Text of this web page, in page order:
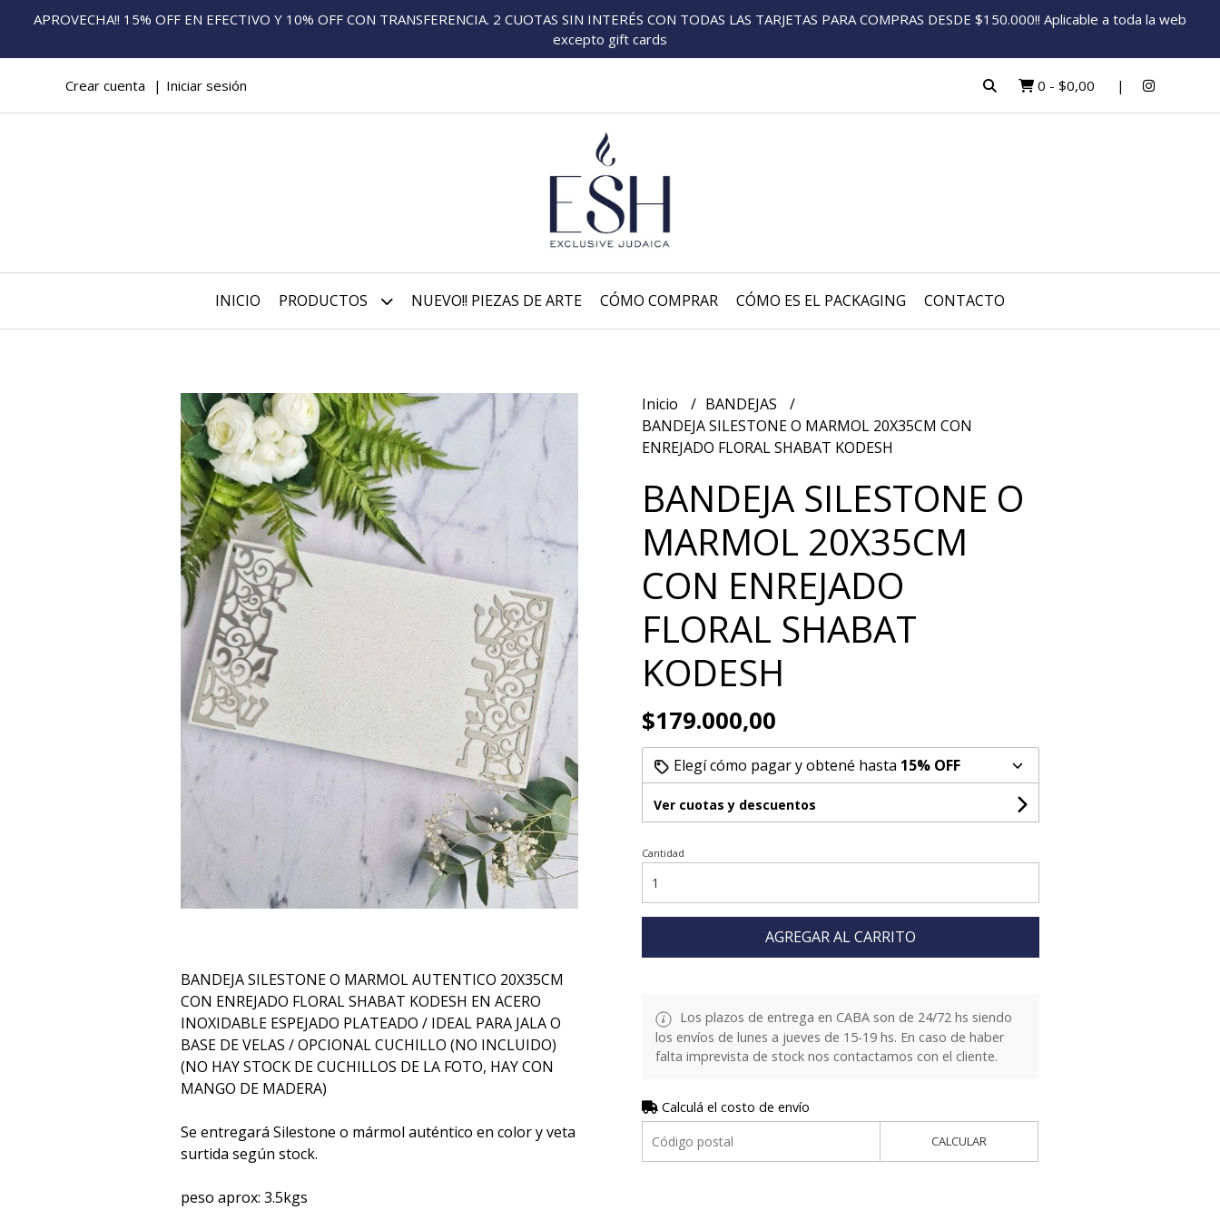
APROVECHA!! 15% OFF EN EFECTIVO Y 10% OFF CON TRANSFERENCIA. 2 CUOTAS SIN INTERÉS CON TODAS LAS TARJETAS PARA COMPRAS DESDE $150.000!! Aplicable a toda la web
excepto gift cards
Crear cuenta Iniciar sesión 0 - $0,00
INICIO PRODUCTOS NUEVO!! PIEZAS DE ARTE CÓMO COMPRAR CÓMO ES EL PACKAGING CONTACTO
BANDEJA SILESTONE O MARMOL AUTENTICO 20X35CM
CON ENREJADO FLORAL SHABAT KODESH EN ACERO
INOXIDABLE ESPEJADO PLATEADO / IDEAL PARA JALA O
BASE DE VELAS / OPCIONAL CUCHILLO (NO INCLUIDO)
(NO HAY STOCK DE CUCHILLOS DE LA FOTO, HAY CON
MANGO DE MADERA)
Se entregará Silestone o mármol auténtico en color y veta
surtida según stock.
peso aprox: 3.5kgs
Inicio
BANDEJAS
BANDEJA SILESTONE O MARMOL 20X35CM CON
ENREJADO FLORAL SHABAT KODESH
BANDEJA SILESTONE O
MARMOL 20X35CM
CON ENREJADO
FLORAL SHABAT
KODESH
$179.000,00
Elegí cómo pagar y obtené hasta 15% OFF
Ver cuotas y descuentos
Cantidad
AGREGAR AL CARRITO
Los plazos de entrega en CABA son de 24/72 hs siendo
los envíos de lunes a jueves de 15-19 hs. En caso de haber
falta imprevista de stock nos contactamos con el cliente.
Calculá el costo de envío
CALCULAR